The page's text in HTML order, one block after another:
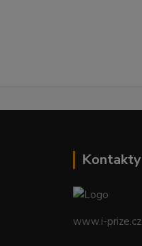
Kontakty
www.i-prize.cz